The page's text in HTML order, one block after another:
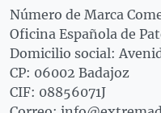
Número de Marca
Oficina Española de
Domicilio social:
CP: 06002 Badajoz
CIF: 08856071J